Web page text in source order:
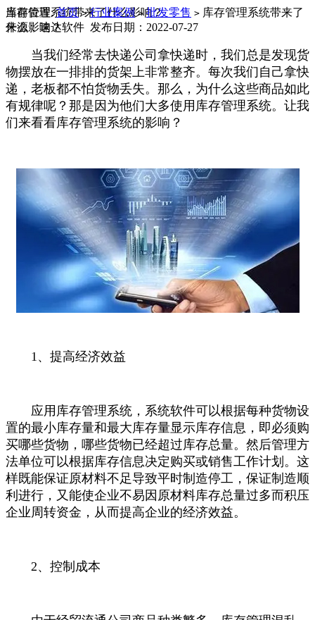
当前位置:首页 > 行业案例 > 批发零售 > 库存管理系统带来了
什么影响？
库存管理系统带来了什么影响？
来源：速达软件 发布日期：2022-07-27
当我们经常去快递公司拿快递时，我们总是发现货
物摆放在一排排的货架上非常整齐。每次我们自己拿快
递，老板都不怕货物丢失。那么，为什么这些商品如此
有规律呢？那是因为他们大多使用库存管理系统。让我
们来看看库存管理系统的影响？
1、提高经济效益
应用库存管理系统，系统软件可以根据每种货物设
置的最小库存量和最大库存量显示库存信息，即必须购
买哪些货物，哪些货物已经超过库存总量。然后管理方
法单位可以根据库存信息决定购买或销售工作计划。这
样既能保证原材料不足导致平时制造停工，保证制造顺
利进行，又能使企业不易因原材料库存总量过多而积压
企业周转资金，从而提高企业的经济效益。
2、控制成本